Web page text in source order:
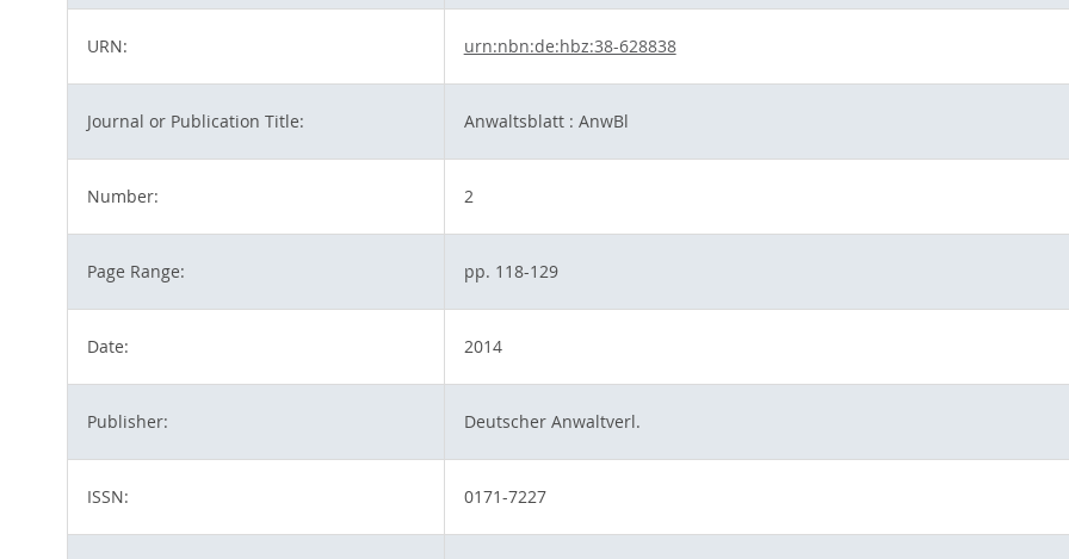
URN: urn:nbn:de:hbz:38-628838
Journal or Publication Title: Anwaltsblatt : AnwBl
Number: 2
Page Range: pp. 118-129
Date: 2014
Publisher: Deutscher Anwaltverl.
ISSN: 0171-7227